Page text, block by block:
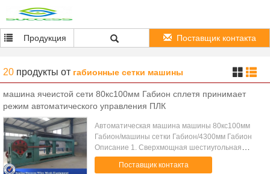
Продукция Поставщик контакта
20 продукты от габионные сетки машины
машина ячеистой сети 80кс100мм Габион сплетя принимает
режим автоматического управления ПЛК
Автоматическая машина машины 80кс100мм
Габион/машины сетки Габион/4300мм Габион
Описание 1. Сверхмощная шестиугольная
машина ячеистой сети сплетя принимает
режим автоматического управления ПЛК и
Поставщик контакта